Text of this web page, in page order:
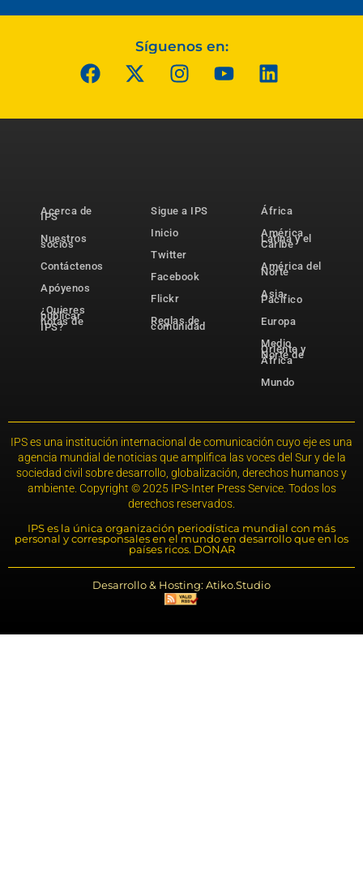
Síguenos en:
Acerca de
IPS
Nuestros
socios
Contáctenos
Apóyenos
¿Quieres
publicar
notas de
IPS?
Sigue a IPS
Inicio
Twitter
Facebook
Flickr
Reglas de
comunidad
África
América
Latina y el
Caribe
América del
Norte
Asia-
Pacífico
Europa
Medio
Oriente y
Norte de
África
Mundo
IPS es una institución internacional de comunicación cuyo eje es una
agencia mundial de noticias que amplifica las voces del Sur y de la
sociedad civil sobre desarrollo, globalización, derechos humanos y
ambiente. Copyright © 2025 IPS-Inter Press Service. Todos los
derechos reservados.
IPS es la única organización periodística mundial con más
personal y corresponsales en el mundo en desarrollo que en los
países ricos. DONAR
Desarrollo & Hosting: Atiko.Studio